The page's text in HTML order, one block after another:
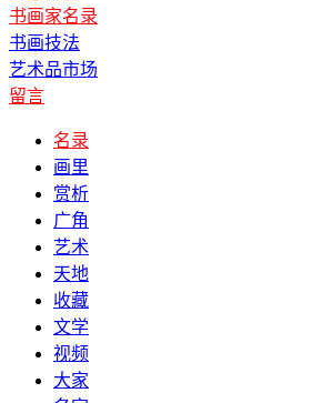
书画家名录
书画技法
艺术品市场
留言
名录
画里
赏析
广角
艺术
天地
收藏
文学
视频
大家